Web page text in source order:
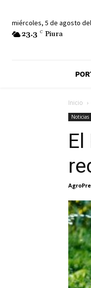
miércoles, 5 de agosto
23.3 C Piura
Inicio
Noticias